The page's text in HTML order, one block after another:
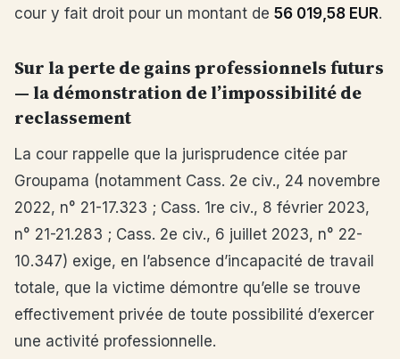
cour y fait droit pour un montant de 56 019,58 EUR.
Sur la perte de gains professionnels futurs
— la démonstration de l’impossibilité de
reclassement
La cour rappelle que la jurisprudence citée par
Groupama (notamment Cass. 2e civ., 24 novembre
2022, n° 21-17.323 ; Cass. 1re civ., 8 février 2023,
n° 21-21.283 ; Cass. 2e civ., 6 juillet 2023, n° 22-
10.347) exige, en l’absence d’incapacité de travail
totale, que la victime démontre qu’elle se trouve
effectivement privée de toute possibilité d’exercer
une activité professionnelle.